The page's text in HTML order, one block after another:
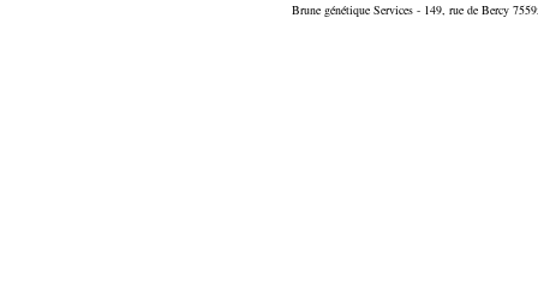
Brune génétique Services - 149, rue de Bercy